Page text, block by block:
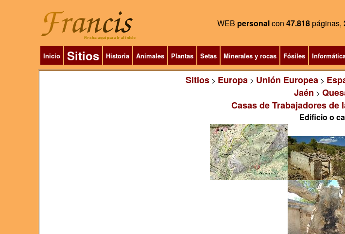
WEB personalcon 47.818páginas,
Inicio Sitios Historia Animales Plantas Setas Minerales y rocas Fósiles
Sitios> Europa> Unión Europea>
Jaén >
Casas de Trabajadores de
Edificio o